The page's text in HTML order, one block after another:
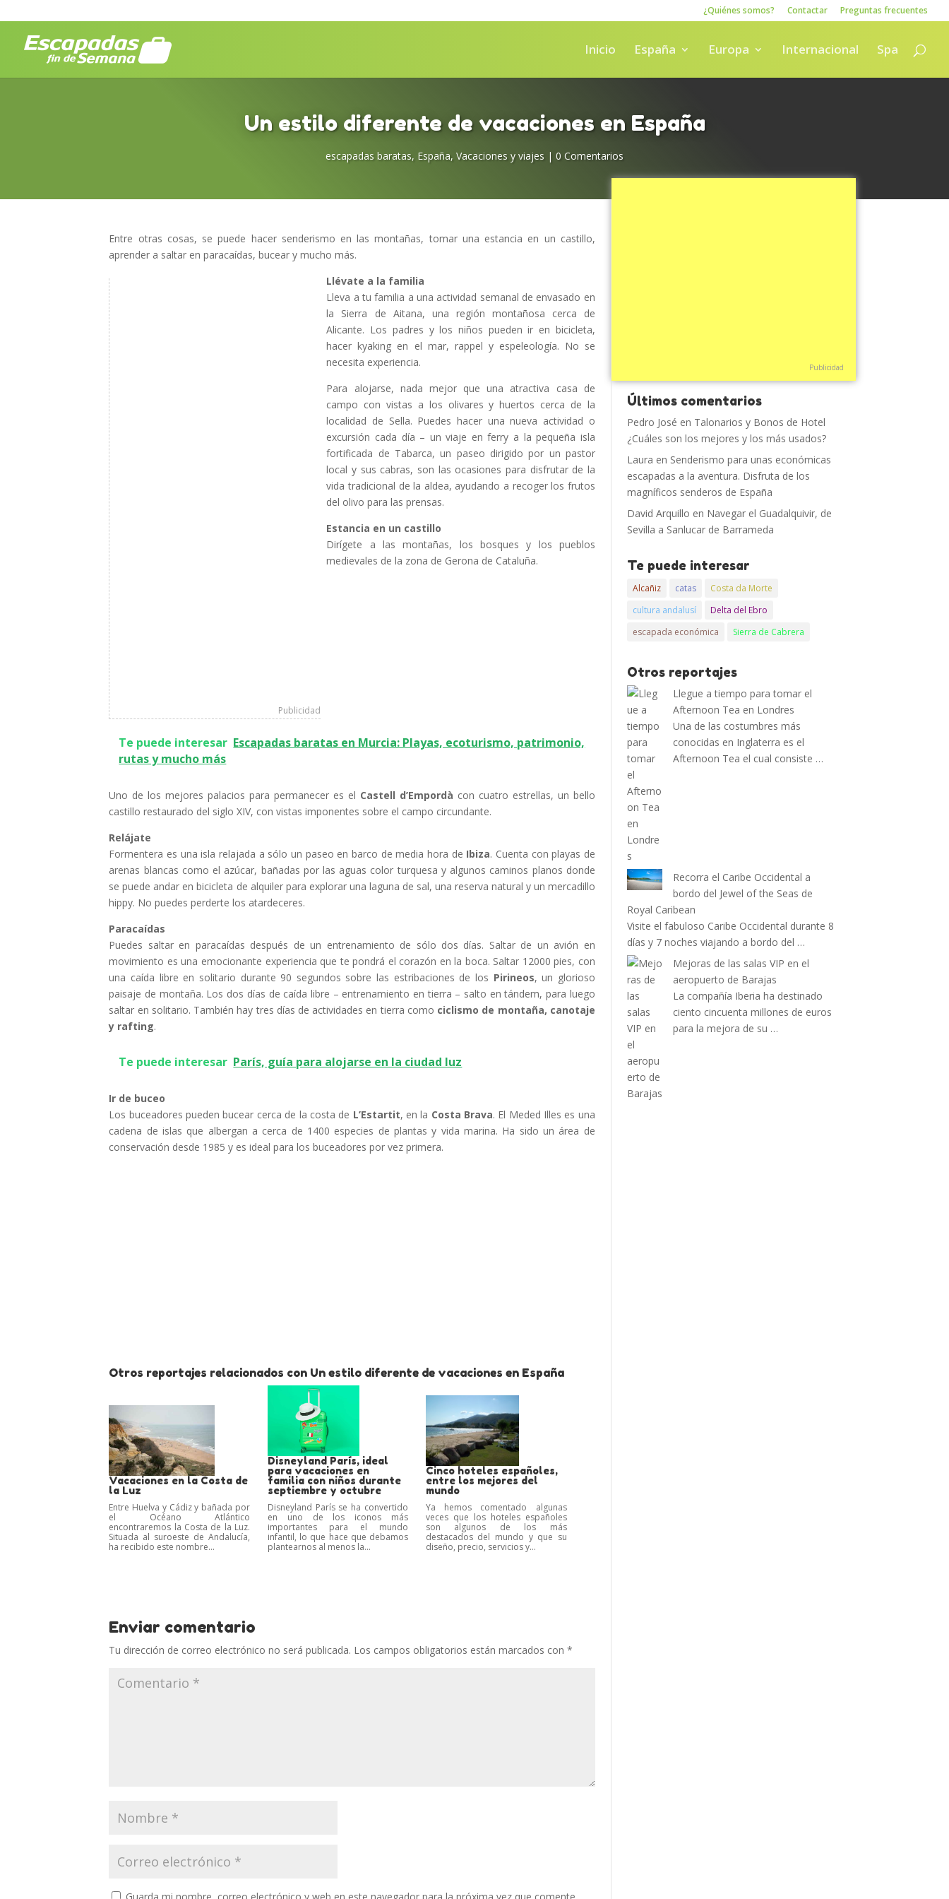
¿Quiénes somos? Contactar Preguntas frecuentes
Inicio España Europa Internacional Spa
Un estilo diferente de vacaciones en España
escapadas baratas, España, Vacaciones y viajes | 0 Comentarios
Entre otras cosas, se puede hacer senderismo en las montañas, tomar una estancia en un castillo,
aprender a saltar en paracaídas, bucear y mucho más.
Publicidad
Llévate a la familia
Lleva a tu familia a una actividad semanal de envasado en
la Sierra de Aitana, una región montañosa cerca de
Alicante. Los padres y los niños pueden ir en bicicleta,
hacer kyaking en el mar, rappel y espeleología. No se
necesita experiencia.
Para alojarse, nada mejor que una atractiva casa de
campo con vistas a los olivares y huertos cerca de la
localidad de Sella. Puedes hacer una nueva actividad o
excursión cada día – un viaje en ferry a la pequeña isla
fortificada de Tabarca, un paseo dirigido por un pastor
local y sus cabras, son las ocasiones para disfrutar de la
vida tradicional de la aldea, ayudando a recoger los frutos
del olivo para las prensas.
Estancia en un castillo
Dirígete a las montañas, los bosques y los pueblos
medievales de la zona de Gerona de Cataluña.
Te puede interesar Escapadas baratas en Murcia: Playas, ecoturismo, patrimonio,
rutas y mucho más
Uno de los mejores palacios para permanecer es el Castell d’Empordà con cuatro estrellas, un bello
castillo restaurado del siglo XIV, con vistas imponentes sobre el campo circundante.
Relájate
Formentera es una isla relajada a sólo un paseo en barco de media hora de Ibiza. Cuenta con playas de
arenas blancas como el azúcar, bañadas por las aguas color turquesa y algunos caminos planos donde
se puede andar en bicicleta de alquiler para explorar una laguna de sal, una reserva natural y un mercadillo
hippy. No puedes perderte los atardeceres.
Paracaídas
Puedes saltar en paracaídas después de un entrenamiento de sólo dos días. Saltar de un avión en
movimiento es una emocionante experiencia que te pondrá el corazón en la boca. Saltar 12000 pies, con
una caída libre en solitario durante 90 segundos sobre las estribaciones de los Pirineos, un glorioso
paisaje de montaña. Los dos días de caída libre – entrenamiento en tierra – salto en tándem, para luego
saltar en solitario. También hay tres días de actividades en tierra como ciclismo de montaña, canotaje
y rafting.
Te puede interesar París, guía para alojarse en la ciudad luz
Ir de buceo
Los buceadores pueden bucear cerca de la costa de L’Estartit, en la Costa Brava. El Meded Illes es una
cadena de islas que albergan a cerca de 1400 especies de plantas y vida marina. Ha sido un área de
conservación desde 1985 y es ideal para los buceadores por vez primera.
Otros reportajes relacionados con Un estilo diferente de vacaciones en España
Vacaciones en la Costa de
la Luz
Entre Huelva y Cádiz y bañada por
el Océano Atlántico
encontraremos la Costa de la Luz.
Situada al suroeste de Andalucía,
ha recibido este nombre...
Disneyland París, ideal
para vacaciones en
familia con niños durante
septiembre y octubre
Disneyland París se ha convertido
en uno de los iconos más
importantes para el mundo
infantil, lo que hace que debamos
plantearnos al menos la...
Cinco hoteles españoles,
entre los mejores del
mundo
Ya hemos comentado algunas
veces que los hoteles españoles
son algunos de los más
destacados del mundo y que su
diseño, precio, servicios y...
Enviar comentario
Tu dirección de correo electrónico no será publicada. Los campos obligatorios están marcados con*
Publicidad
Últimos comentarios
Pedro José en Talonarios y Bonos de Hotel
¿Cuáles son los mejores y los más usados?
Laura en Senderismo para unas económicas
escapadas a la aventura. Disfruta de los
magníficos senderos de España
David Arquillo en Navegar el Guadalquivir, de
Sevilla a Sanlucar de Barrameda
Te puede interesar
Alcañiz catas
Costa da Morte
cultura andalusí
Delta del Ebro
escapada económica
Sierra de Cabrera
Otros reportajes
Llegue a tiempo para tomar el
Afternoon Tea en Londres
Una de las costumbres más
conocidas en Inglaterra es el
Afternoon Tea el cual consiste …
Recorra el Caribe Occidental a
bordo del Jewel of the Seas de
Royal Caribean
Visite el fabuloso Caribe Occidental durante 8
días y 7 noches viajando a bordo del …
Mejoras de las salas VIP en el
aeropuerto de Barajas
La compañía Iberia ha destinado
ciento cincuenta millones de euros
para la mejora de su …